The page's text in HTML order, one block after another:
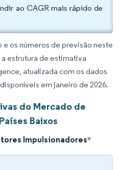
ao CAGR mais rápido de
os números de previsão neste
estrutura de estimativa
atualizada com os dados
em janeiro de 2026.
do Mercado de
Baixos
Impulsionadores*